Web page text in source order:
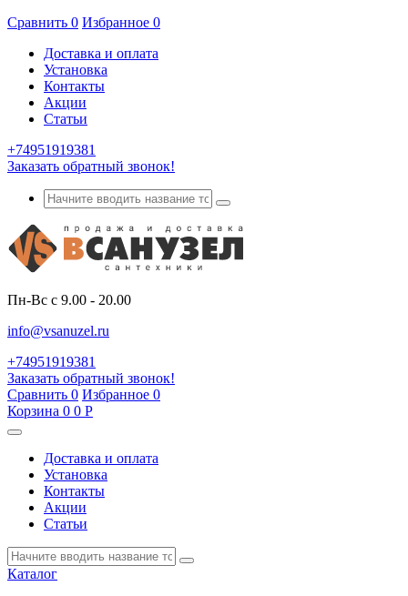
Сравнить 0 Избранное 0
Доставка и оплата
Установка
Контакты
Акции
Статьи
+74951919381
Заказать обратный звонок!
Пн-Вс с 9.00 - 20.00
info@vsanuzel.ru
+74951919381
Заказать обратный звонок!
Сравнить 0 Избранное 0
Корзина 0 0 Р
Доставка и оплата
Установка
Контакты
Акции
Статьи
Каталог